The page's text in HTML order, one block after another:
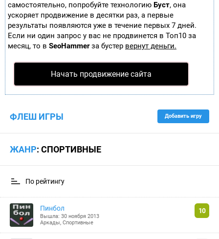
самостоятельно, попробуйте технологию Буст, она
ускоряет продвижение в десятки раз, а первые
результаты появляются уже в течение первых 7 дней.
Если ни один запрос у вас не продвинется в Топ10 за
месяц, то в SeoHammerза бустер вернут деньги.
Начать продвижение сайта
ФЛЕШ ИГРЫ Добавить игру
ЖАНР: СПОРТИВНЫЕ
По рейтингу
Пинбол
Вышла: 30 ноября 2013
Аркады, Спортивные
10